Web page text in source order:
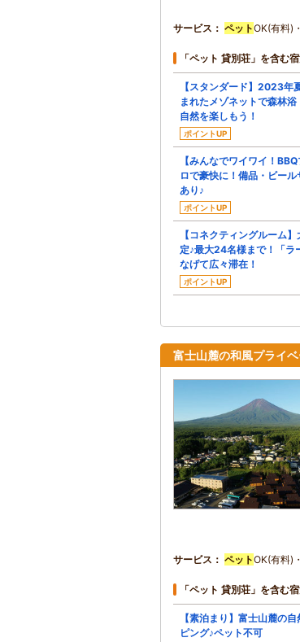
サービス ペットOK(有料)
「ペット 貸別荘」を含む
【スタンダード】2023年
まれたメゾネットで森林
自然を楽しもう！
ポイントUP
【みんなでワイワイ！
ロで豪快に！備品・ビー
あり♪
ポイントUP
【コネクティングルーム
定♪最大24名様まで！「ラ
なげて広々滞在！
ポイントUP
富士山麓の和風プライベ
サービス ペットOK(有料)
「ペット 貸別荘」を含む
【素泊まり】富士山麓の
ピング♪ペット不可